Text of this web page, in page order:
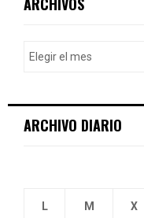
h
ARCHIVO DIARIO
L M X